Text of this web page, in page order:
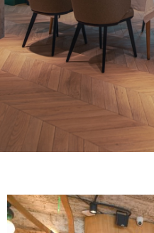
AUSFÜHRUNGEN
SYSTEME
UNTERNEHMEN
DIENSTLEISTUNGEN
ALLE PROJEKTE
KONTAKT